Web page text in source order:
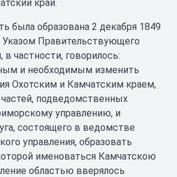
край.
была образована 2 декабря 1849
Правительствующего
в частности, говорилось:
и необходимым изменить
Охотским и Камчатским краем,
подведомственных
управлению, и
состоящего в ведомстве
управления, образовать
именоваться Камчатскою
областью вверялось